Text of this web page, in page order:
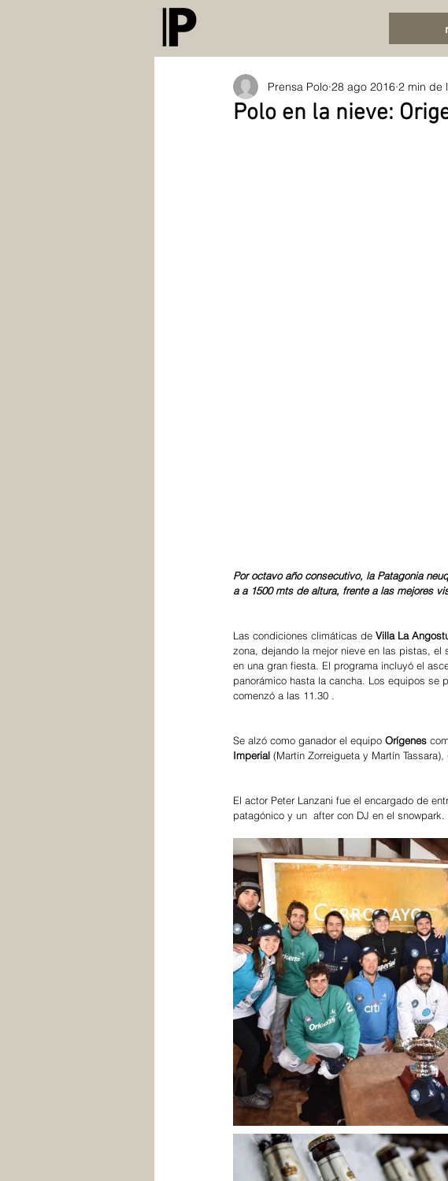
Polo en la nieve:
Prensa Polo 28 ago 2016 2 min de
Por octavo año consecutivo, la Patagonia
a a 1500 mts de altura, frente a las mejores
Las condiciones climáticas de Villa La
zona, dejando la mejor nieve en las pistas,
en una gran fiesta. El programa incluyó el
panorámico hasta la cancha. Los equipos se
comenzó a las 11.30 .
Se alzó como ganador el equipo Orígenes
Imperial (Martín Zorreigueta y Martín
El actor Peter Lanzani fue el encargado de
patagónico y un  after con DJ en el snowpark.